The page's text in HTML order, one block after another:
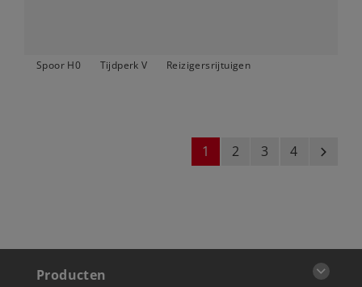
Spoor H0 Tijdperk V Reizigersrijtuigen
1 2 3 4 next
Producten